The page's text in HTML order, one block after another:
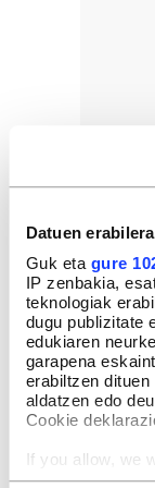
Datuen
Guk eta gure
IP zenbakia,
teknologiak
dugu publizitate
edukiaren
garapena
erabiltzen
aldatzen edo
Cookie
If you allow, we
Collect